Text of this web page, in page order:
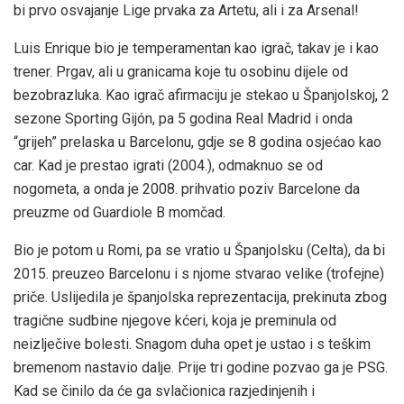
bi prvo osvajanje Lige prvaka za Artetu, ali i za Arsenal!
Luis Enrique bio je temperamentan kao igrač, takav je i kao
trener. Prgav, ali u granicama koje tu osobinu dijele od
bezobrazluka. Kao igrač afirmaciju je stekao u Španjolskoj, 2
sezone Sporting Gijón, pa 5 godina Real Madrid i onda
“grijeh” prelaska u Barcelonu, gdje se 8 godina osjećao kao
car. Kad je prestao igrati (2004.), odmaknuo se od
nogometa, a onda je 2008. prihvatio poziv Barcelone da
preuzme od Guardiole B momčad.
Bio je potom u Romi, pa se vratio u Španjolsku (Celta), da bi
2015. preuzeo Barcelonu i s njome stvarao velike (trofejne)
priče. Uslijedila je španjolska reprezentacija, prekinuta zbog
tragične sudbine njegove kćeri, koja je preminula od
neizlječive bolesti. Snagom duha opet je ustao i s teškim
bremenom nastavio dalje. Prije tri godine pozvao ga je PSG.
Kad se činilo da će ga svlačionica razjedinjenih i